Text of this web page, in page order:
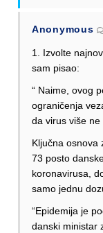
Anonymous
1. Izvolte
sam pisao:
“ Naime, ovog
ograničenja
da virus više ne
Ključna osnova
73 posto
koronavirusa,
samo jednu
“Epidemija je
danski ministar